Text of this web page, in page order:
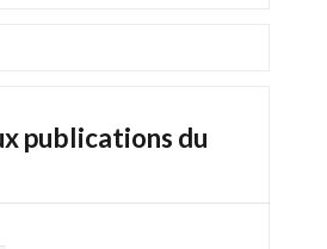
publications du